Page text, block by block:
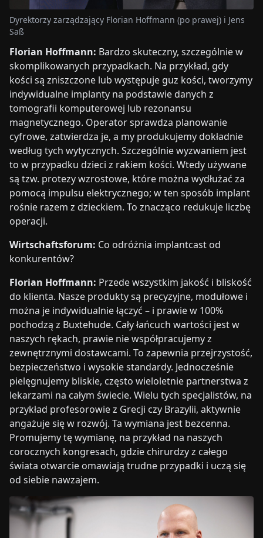
Dyrektorzy zarządzający Florian Hoffmann (po prawej) i Jens
Saß
Florian Hoffmann: Bardzo skuteczny, szczególnie w
skomplikowanych przypadkach. Na przykład, gdy
kości są zniszczone lub występuje guz kości, tworzymy
indywidualne implanty na podstawie danych z
tomografii komputerowej lub rezonansu
magnetycznego. Operator sprawdza planowanie
cyfrowe, zatwierdza je, a my produkujemy dokładnie
według tych wytycznych. Szczególnie wyzwaniem jest
to w przypadku dzieci z rakiem kości. Wtedy używane
są tzw. protezy wzrostowe, które można wydłużać za
pomocą impulsu elektrycznego; w ten sposób implant
rośnie razem z dzieckiem. To znacząco redukuje liczbę
operacji.
Wirtschaftsforum: Co odróżnia implantcast od
konkurentów?
Florian Hoffmann: Przede wszystkim jakość i bliskość
do klienta. Nasze produkty są precyzyjne, modułowe i
można je indywidualnie łączyć – i prawie w 100%
pochodzą z Buxtehude. Cały łańcuch wartości jest w
naszych rękach, prawie nie współpracujemy z
zewnętrznymi dostawcami. To zapewnia przejrzystość,
bezpieczeństwo i wysokie standardy. Jednocześnie
pielęgnujemy bliskie, często wieloletnie partnerstwa z
lekarzami na całym świecie. Wielu tych specjalistów, na
przykład profesorowie z Grecji czy Brazylii, aktywnie
angażuje się w rozwój. Ta wymiana jest bezcenna.
Promujemy tę wymianę, na przykład na naszych
corocznych kongresach, gdzie chirurdzy z całego
świata otwarcie omawiają trudne przypadki i uczą się
od siebie nawzajem.